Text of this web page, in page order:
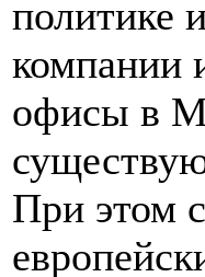
политике
компании
офисы в
При этом